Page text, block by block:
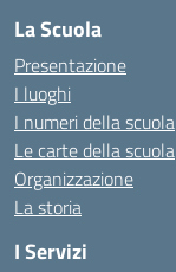
La Scuola
Presentazione
I luoghi
I numeri della scuola
Le carte della scuola
Organizzazione
La storia
I Servizi